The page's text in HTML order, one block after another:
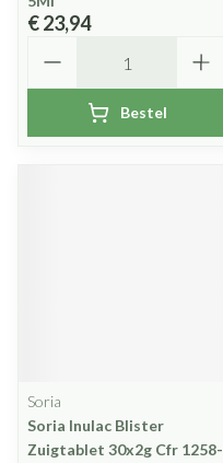
€ 23,94
Bestel
Soria
Soria Inulac Blister
Zuigtablet 30x2g Cfr 1258-